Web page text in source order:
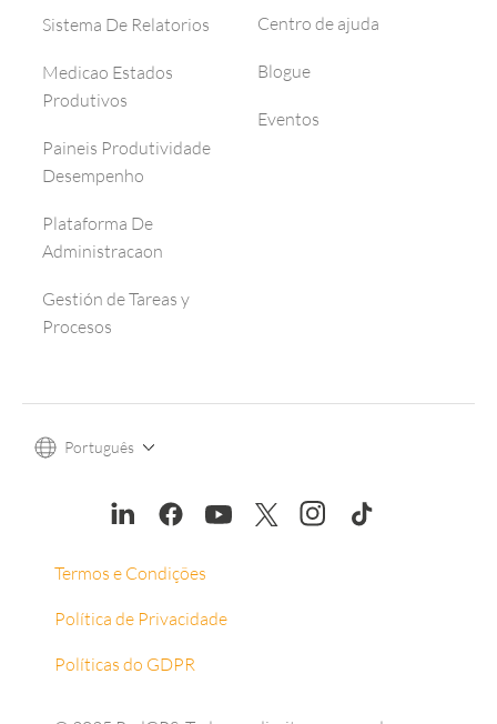
Sistema De Relatorios
Medicao Estados
Produtivos
Paineis Produtividade
Desempenho
Plataforma De
Administracaon
Gestión de Tareas y
Procesos
Centro de ajuda
Blogue
Eventos
Português
Termos e Condições
Política de Privacidade
Políticas do GDPR